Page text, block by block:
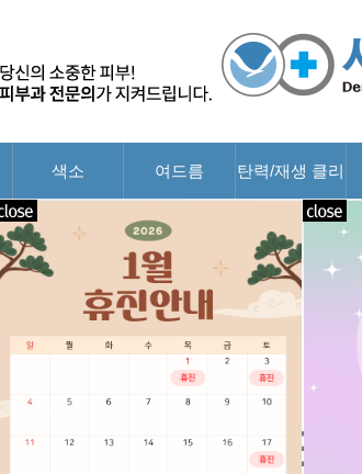
색소 여드름 탄력/재생 클리